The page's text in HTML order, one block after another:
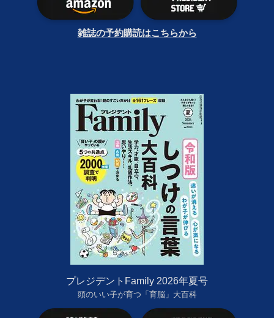
雑誌の予約購読はこちらから
プレジデントFamily 2026年夏号
頭のいい子が育つ「育脳」大百科